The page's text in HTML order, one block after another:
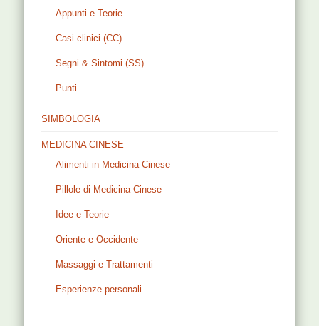
Appunti e Teorie
Casi clinici (CC)
Segni & Sintomi (SS)
Punti
SIMBOLOGIA
MEDICINA CINESE
Alimenti in Medicina Cinese
Pillole di Medicina Cinese
Idee e Teorie
Oriente e Occidente
Massaggi e Trattamenti
Esperienze personali